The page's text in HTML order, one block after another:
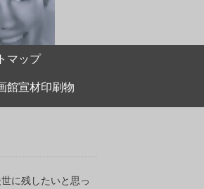
マップ
館宣材印刷物
に残したいと思っ